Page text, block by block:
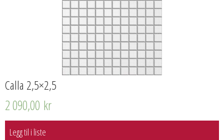
Calla 2,5×2,5
2 090,00 kr
Legg til i liste